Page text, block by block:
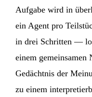
Aufgabe wird in
ein Agent pro
in drei Schritten —
einem gemeinsamen
Gedächtnis der
zu einem